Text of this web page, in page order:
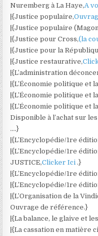
Nuremberg à La Haye,A
|{Justice populaire,
|{Justice populaire
|{Justice pour Cross,(la
|{Justice pour la
|{Justice restaurative,
|{L’administration
|{L’Économie politique et
|{L’Économie politique et
|{L’Économie politique et
Disponible à l’achat sur
….}
|{L’Encyclopédie/1re
|{L’Encyclopédie/1re
JUSTICE,Clicker Ici.}
|{L’Encyclopédie/1re
|{L’Encyclopédie/1re
|{L’Organisation de la
Ouvrage de référence.}
|{La balance, le glaive et
|{La cassation en matière